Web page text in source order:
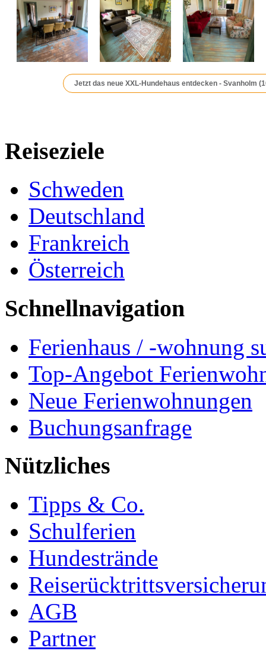
Jetzt das neue XXL-Hundehaus entdecken - Svanholm
Reiseziele
Schweden
Deutschland
Frankreich
Österreich
Schnellnavigation
Ferienhaus / -wohnung
Top-Angebot
Neue Ferienwohnungen
Buchungsanfrage
Nützliches
Tipps & Co.
Schulferien
Hundestrände
AGB
Partner